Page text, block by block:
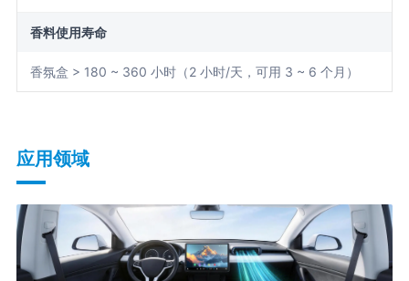
香料使用寿命
香氛盒 > 180 ~ 360 小时（2 小时/天，可用 3 ~ 6 个月）
应用领域